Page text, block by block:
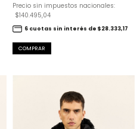
Precio sin impuestos nacionales:
$140.495,04
6 cuotas sin interés de $28.333,17
COMPRAR